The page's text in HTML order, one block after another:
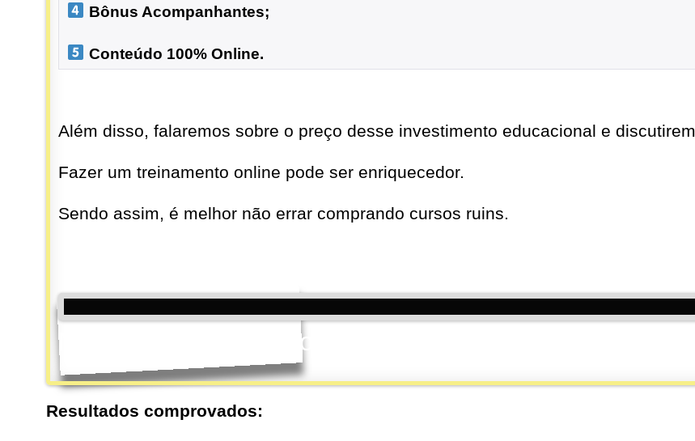
Bônus Acompanhantes;
Conteúdo 100% Online.
Além disso, falaremos sobre o preço desse investimento educacional e
Fazer um treinamento online pode ser enriquecedor.
Sendo assim, é melhor não errar comprando cursos ruins.
Muay Thai Kids/ Depoimentos de quem já comprou
Resultados comprovados: